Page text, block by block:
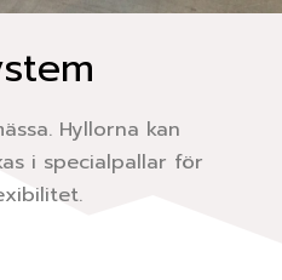
Hyllorna kan
i specialpallar för